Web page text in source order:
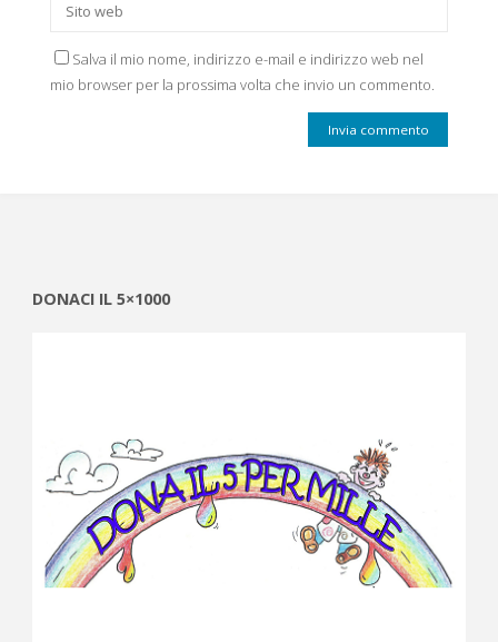
Salva il mio nome, indirizzo e-mail e indirizzo web nel
mio browser per la prossima volta che invio un commento.
DONACI IL 5×1000